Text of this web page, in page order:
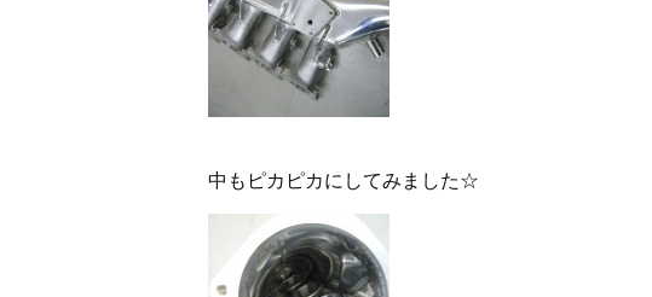
中もピカピカにしてみました☆